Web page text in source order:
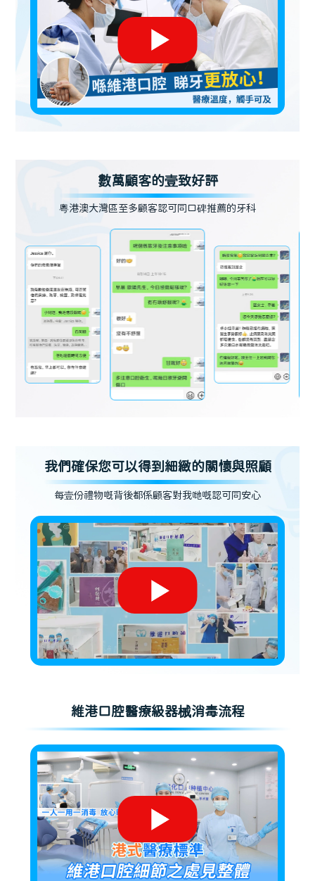
數萬顧客的壹致好評
粵港澳大灣區至多顧客認可同口碑推薦的牙科
我們確保您可以得到細緻的關懷與照顧
每壹份禮物嘅背後都係顧客對我哋嘅認可同安心
維港口腔醫療級器械消毒流程